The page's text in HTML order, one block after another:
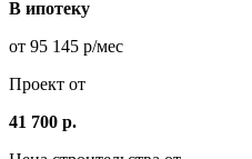
В ипотеку
от 95 145 р/мес
Проект от
41 700 р.